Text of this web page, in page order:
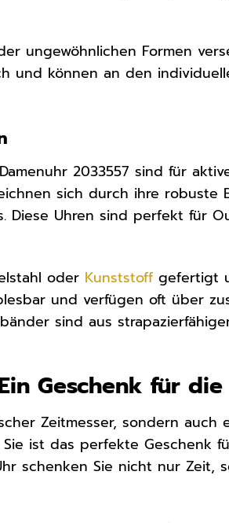
ungewöhnlichen Formen
und können an den
2033557 sind für
sich durch ihre robuste
Diese Uhren sind perfekt für
oder Kunststoffgefertigt
und verfügen oft über
sind aus
Geschenk für
Zeitmesser, sondern auch
ist das perfekte Geschenk
schenken Sie nicht nur Zeit,